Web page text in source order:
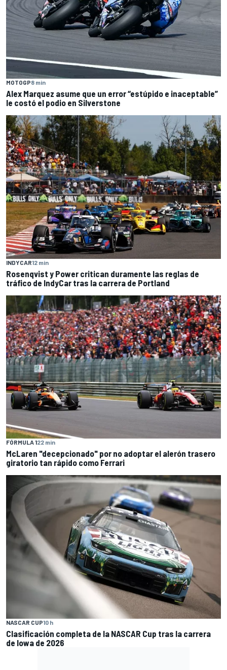
MOTOGP8 min
Alex Marquez asume que un error “estúpido e inaceptable”
le costó el podio en Silverstone
INDYCAR12 min
Rosenqvist y Power critican duramente las reglas de
tráfico de IndyCar tras la carrera de Portland
FÓRMULA 122 min
McLaren "decepcionado" por no adoptar el alerón trasero
giratorio tan rápido como Ferrari
NASCAR CUP10 h
Clasificación completa de la NASCAR Cup tras la carrera
de Iowa de 2026